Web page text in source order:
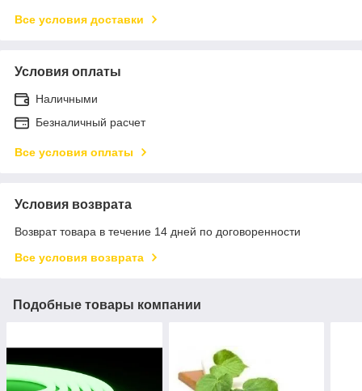
Все условия доставки
Условия оплаты
Наличными
Безналичный расчет
Все условия оплаты
Условия возврата
Возврат товара в течение 14 дней по договоренности
Все условия возврата
Подобные товары компании